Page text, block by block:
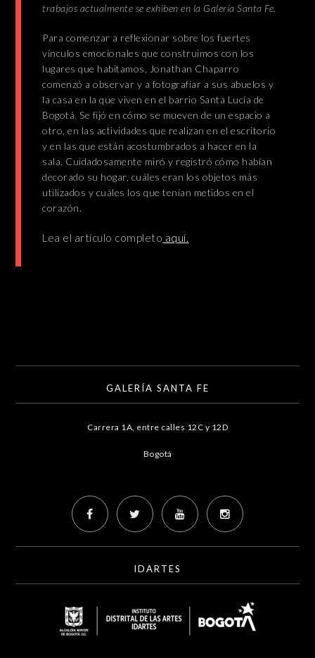
trabajos actualmente se exhiben en la Galería Santa Fe.
Para comenzar a reflexionar sobre los fuertes
vínculos emocionales que construimos con los
lugares que habitamos, Jonathan Chaparro
comenzó a observar y a fotografiar a sus abuelos y
la casa en la que viven en el barrio Santa Lucía de
Bogotá. Se fijó en cómo se mueven de un espacio a
otro, en las actividades que realizan en el escritorio
y en las que están acostumbrados a hacer en la
sala. Cuidadosamente miró y registró cómo habían
decorado su hogar, cuáles eran los objetos más
utilizados y cuáles los que tenían metidos en el
corazón.
Lea el artículo completo aquí.
GALERÍA SANTA FE
Carrera 1A, entre calles 12C y 12D
Bogotá
IDARTES